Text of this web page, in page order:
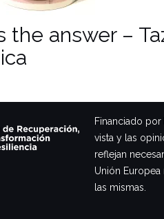
the answer –
Financiado
vista y las
reflejan
Unión
las mismas.